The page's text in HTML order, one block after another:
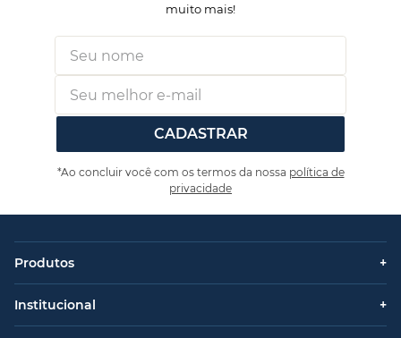
muito mais!
CADASTRAR
*Ao concluir você com os termos da nossa política de
privacidade
Produtos +
Institucional +